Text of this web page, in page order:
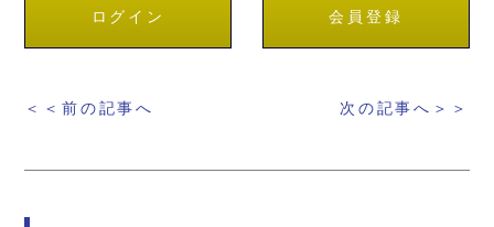
ログイン 会員登録
＜＜前の記事へ 次の記事へ＞＞